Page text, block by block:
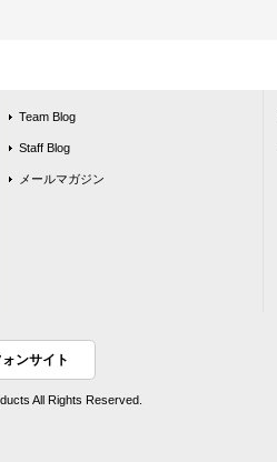
Team Blog
Staff Blog
メールマガジン
ンサイト
All Rights Reserved.